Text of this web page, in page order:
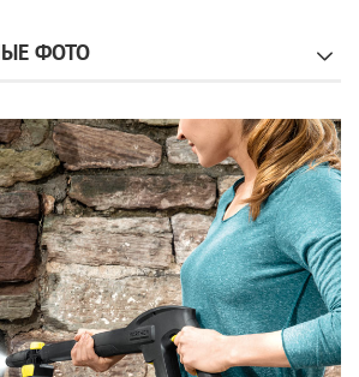
ФОТО